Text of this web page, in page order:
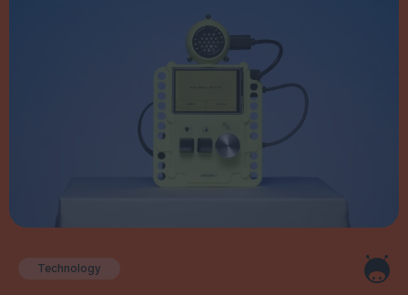
Technology